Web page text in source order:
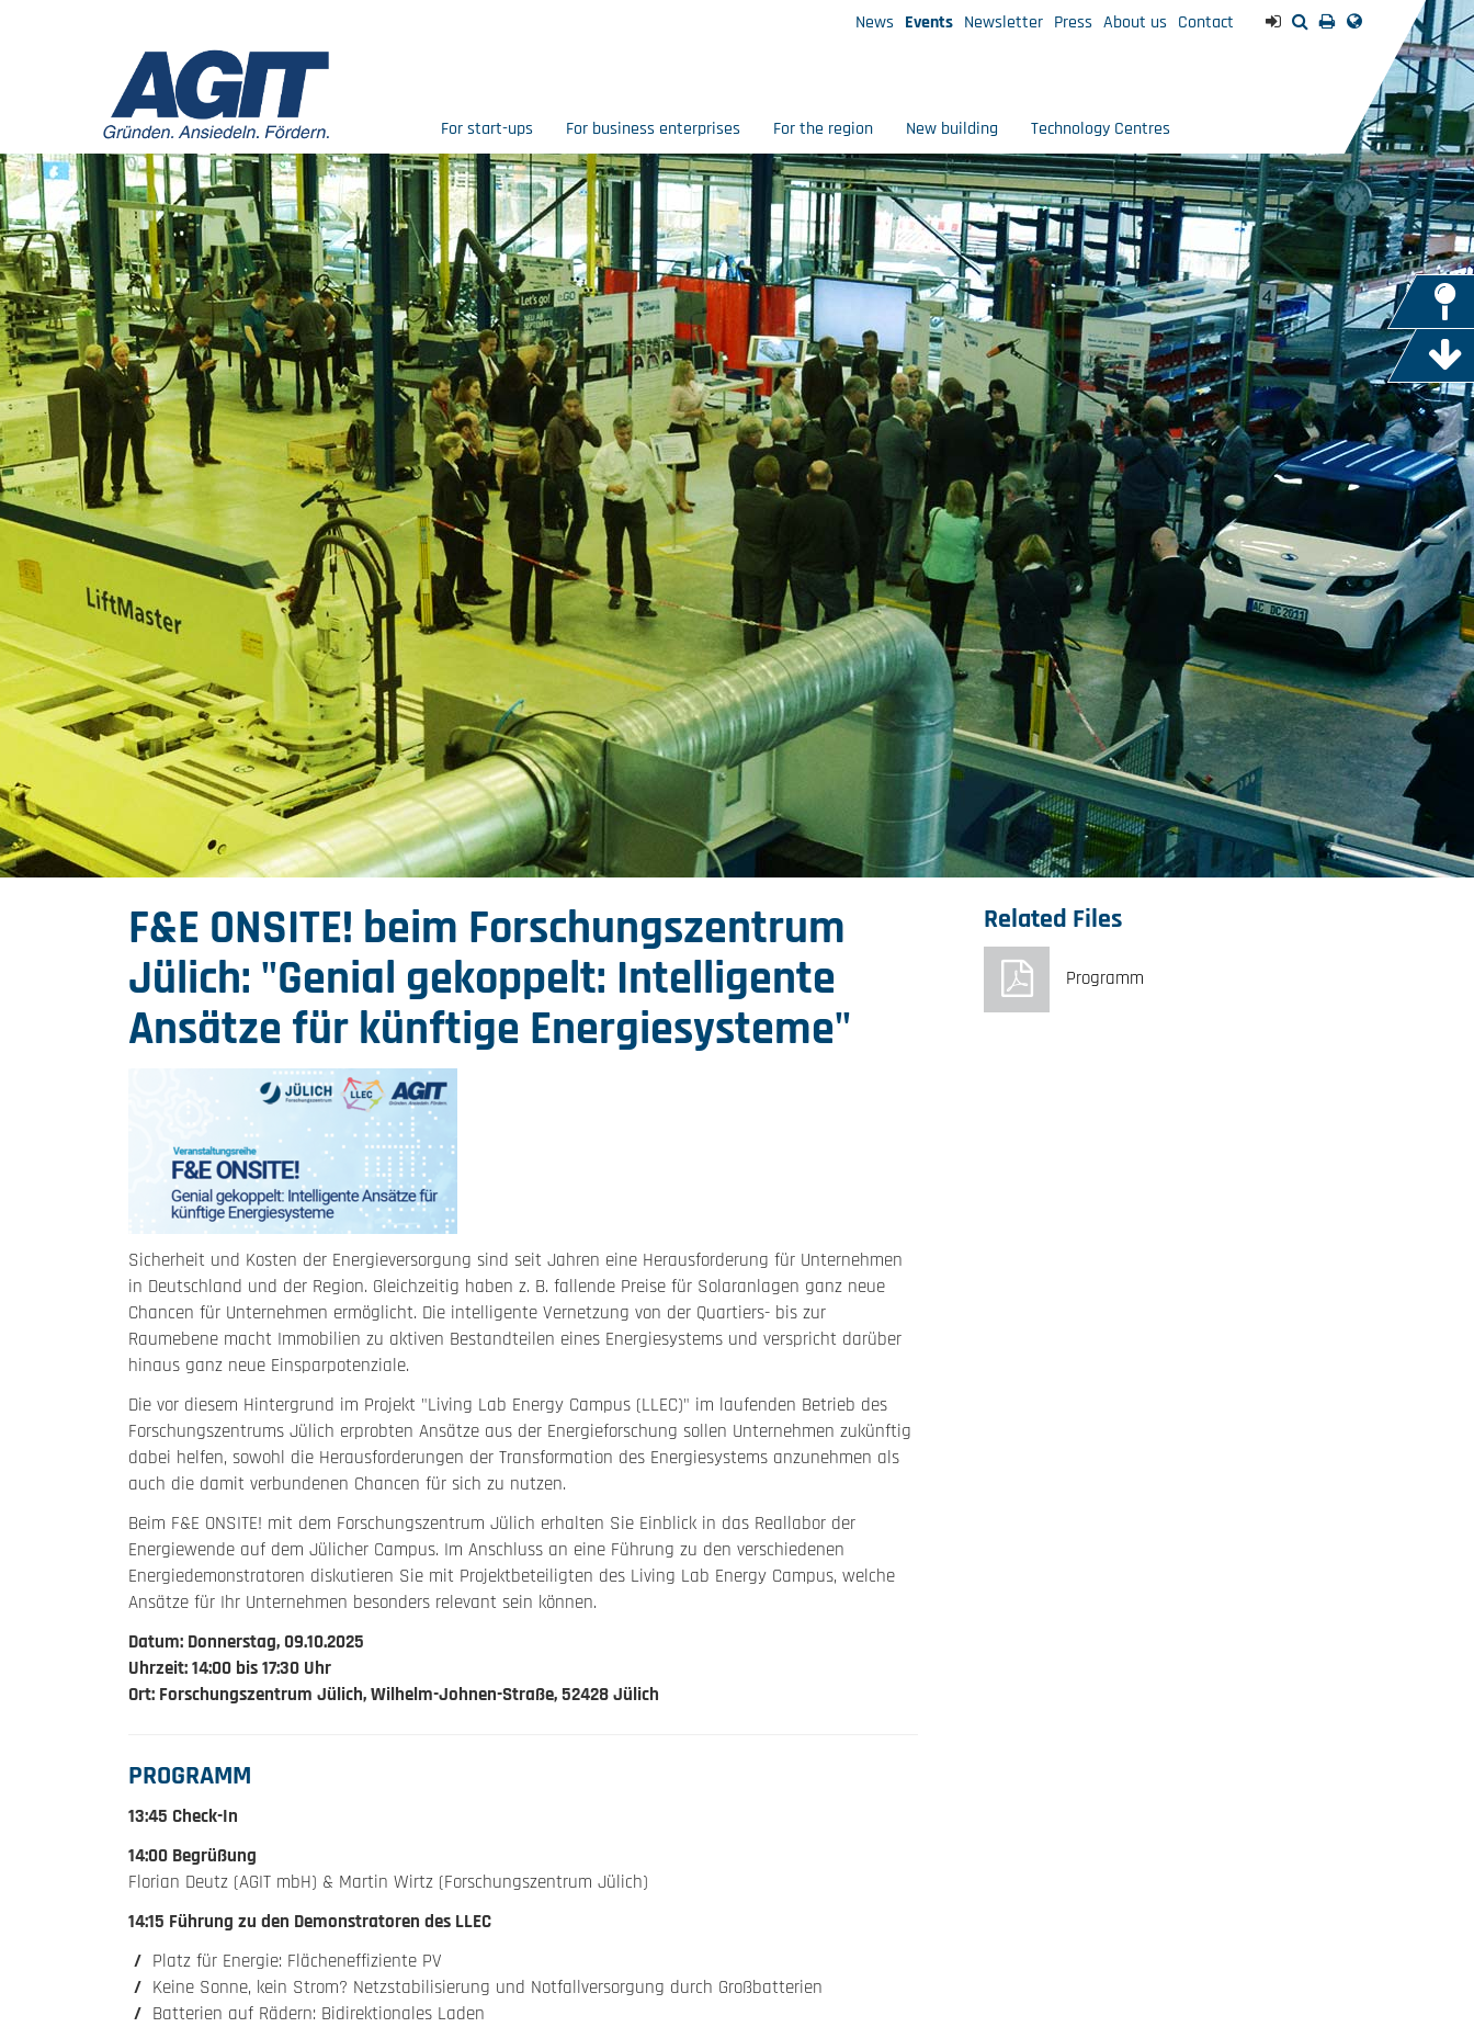
News Events Newsletter Press About us Contact
For start-ups For business enterprises For the region New building Technology Centres
F&E ONSITE! beim Forschungszentrum
Jülich: "Genial gekoppelt: Intelligente
Ansätze für künftige Energiesysteme"
Sicherheit und Kosten der Energieversorgung sind seit Jahren eine Herausforderung für Unternehmen
in Deutschland und der Region. Gleichzeitig haben z. B. fallende Preise für Solaranlagen ganz neue
Chancen für Unternehmen ermöglicht. Die intelligente Vernetzung von der Quartiers- bis zur
Raumebene macht Immobilien zu aktiven Bestandteilen eines Energiesystems und verspricht darüber
hinaus ganz neue Einsparpotenziale.
Die vor diesem Hintergrund im Projekt "Living Lab Energy Campus (LLEC)" im laufenden Betrieb des
Forschungszentrums Jülich erprobten Ansätze aus der Energieforschung sollen Unternehmen zukünftig
dabei helfen, sowohl die Herausforderungen der Transformation des Energiesystems anzunehmen als
auch die damit verbundenen Chancen für sich zu nutzen.
Beim F&E ONSITE! mit dem Forschungszentrum Jülich erhalten Sie Einblick in das Reallabor der
Energiewende auf dem Jülicher Campus. Im Anschluss an eine Führung zu den verschiedenen
Energiedemonstratoren diskutieren Sie mit Projektbeteiligten des Living Lab Energy Campus, welche
Ansätze für Ihr Unternehmen besonders relevant sein können.
Datum: Donnerstag, 09.10.2025
Uhrzeit: 14:00 bis 17:30 Uhr
Ort: Forschungszentrum Jülich, Wilhelm-Johnen-Straße, 52428 Jülich
PROGRAMM
13:45 Check-In
14:00 Begrüßung
Florian Deutz (AGIT mbH) & Martin Wirtz (Forschungszentrum Jülich)
14:15 Führung zu den Demonstratoren des LLEC
Platz für Energie: Flächeneffiziente PV
Keine Sonne, kein Strom? Netzstabilisierung und Notfallversorgung durch Großbatterien
Batterien auf Rädern: Bidirektionales Laden
Related Files
Programm